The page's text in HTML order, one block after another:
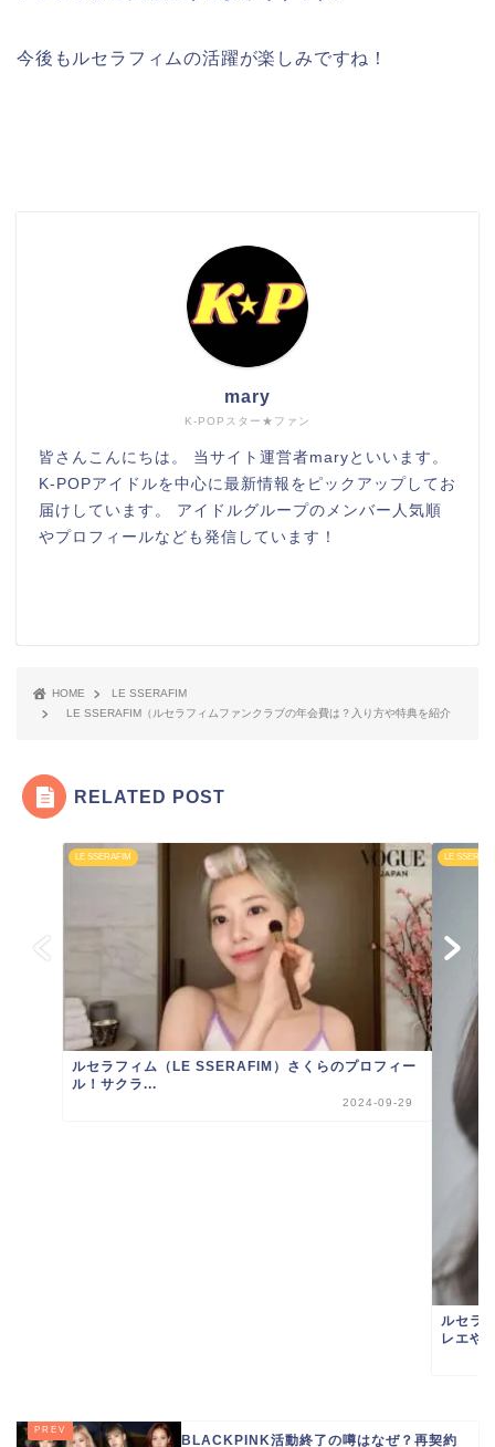
今後もルセラフィムの活躍が楽しみですね！
K-POPスター★ファン
mary
皆さんこんにちは。 当サイト運営者maryといいます。
K-POPアイドルを中心に最新情報をピックアップしてお
届けしています。 アイドルグループのメンバー人気順
やプロフィールなども発信しています！
HOME
LE SSERAFIM
LE SSERAFIM（ルセラフィムファンクラブの年会費は？入り方や特典を紹介
RELATED POST
LE SSERAFIM
ルセラフィム（LE SSERAFIM）さくらのプロフィー
ル！サクラ...
2024-09-29
LE
ルセラ
レエや
BLACKPINK活動終了の噂はなぜ？再契約